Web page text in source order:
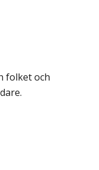
folket och